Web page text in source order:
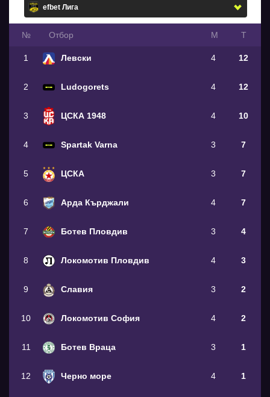
№ Oтбор М Т
1 Левски 4 12
2 Ludogorets 4 12
3 ЦСКА 1948 4 10
4 Spartak Varna 3 7
5 ЦСКА 3 7
6 Арда Кърджали 4 7
7 Ботев Пловдив 3 4
8 Локомотив Пловдив 4 3
9 Славия 3 2
10 Локомотив София 4 2
11 Ботев Враца 3 1
12 Черно море 4 1